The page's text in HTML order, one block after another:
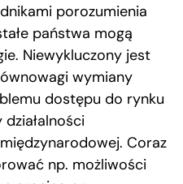
porozumienia
państwa mogą
Niewykluczony jest
wymiany
dostępu do rynku
Coraz
np. możliwości